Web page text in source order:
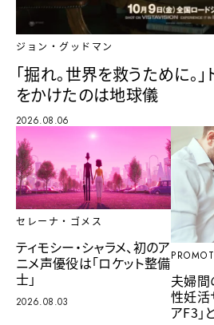
ジョン・グッドマン
「掘れ。世界を救うために。
をかけたのは地球儀
2026.08.06
セレーナ・ゴメス
ティモシー・シャラメ、初のア
ニメ声優役は「ロケット整備
士」
2026.08.03
夫婦間
性妊活
アF3」